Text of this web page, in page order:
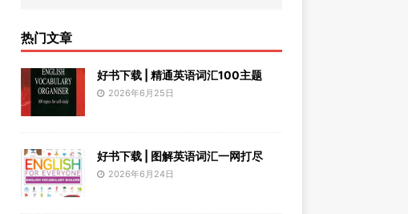
热门文章
好书下载 | 精通英语词汇100主题
2026年6月25日
好书下载 | 图解英语词汇一网打尽
2026年6月24日